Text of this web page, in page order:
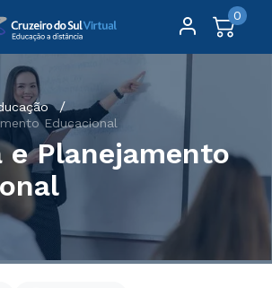
0
Educacional
e Planejamento